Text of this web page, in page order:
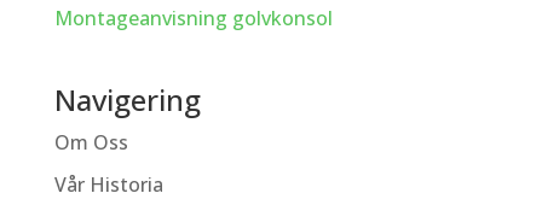
Montageanvisning golvkonsol
Navigering
Om Oss
Vår Historia